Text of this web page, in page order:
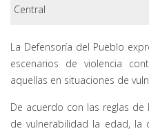
Central
La Defensoría del Pueblo
escenarios de violencia
aquellas en situaciones de
De acuerdo con las reglas de
de vulnerabilidad la edad, la